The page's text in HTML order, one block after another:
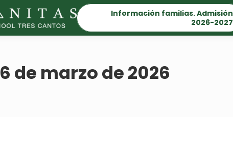
Información familias. Admisión
2026-2027
6 de marzo de 2026